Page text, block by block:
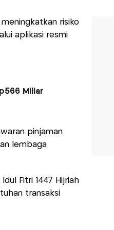
risiko
aplikasi resmi
Miliar
pinjaman
lembaga
Fitri 1447 Hijriah
transaksi